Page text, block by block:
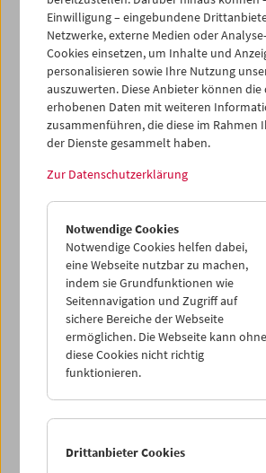
Krieg. Auf den Spuren einer
Einwilligung – eingebundene
Netzwerke, externe Medien oder
Cookies einsetzen, um Inhalte und
personalisieren sowie Ihre Nutzung
auszuwerten. Diese Anbieter können die
erhobenen Daten mit weiteren
zusammenführen, die diese im Rahmen
der Dienste gesammelt haben.
Zur Datenschutzerklärung
Notwendige Cookies
Notwendige Cookies helfen dabei,
eine Webseite nutzbar zu machen,
indem sie Grundfunktionen wie
Seitennavigation und Zugriff auf
sichere Bereiche der Webseite
ermöglichen. Die Webseite kann ohne
diese Cookies nicht richtig
funktionieren.
Drittanbieter Cookies